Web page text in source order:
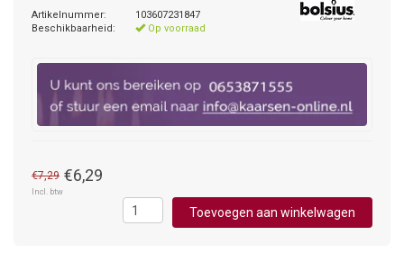
Artikelnummer:
103607231847
Beschikbaarheid:
Op voorraad
€7,29 €6,29
Incl. btw
Toevoegen aan winkelwagen